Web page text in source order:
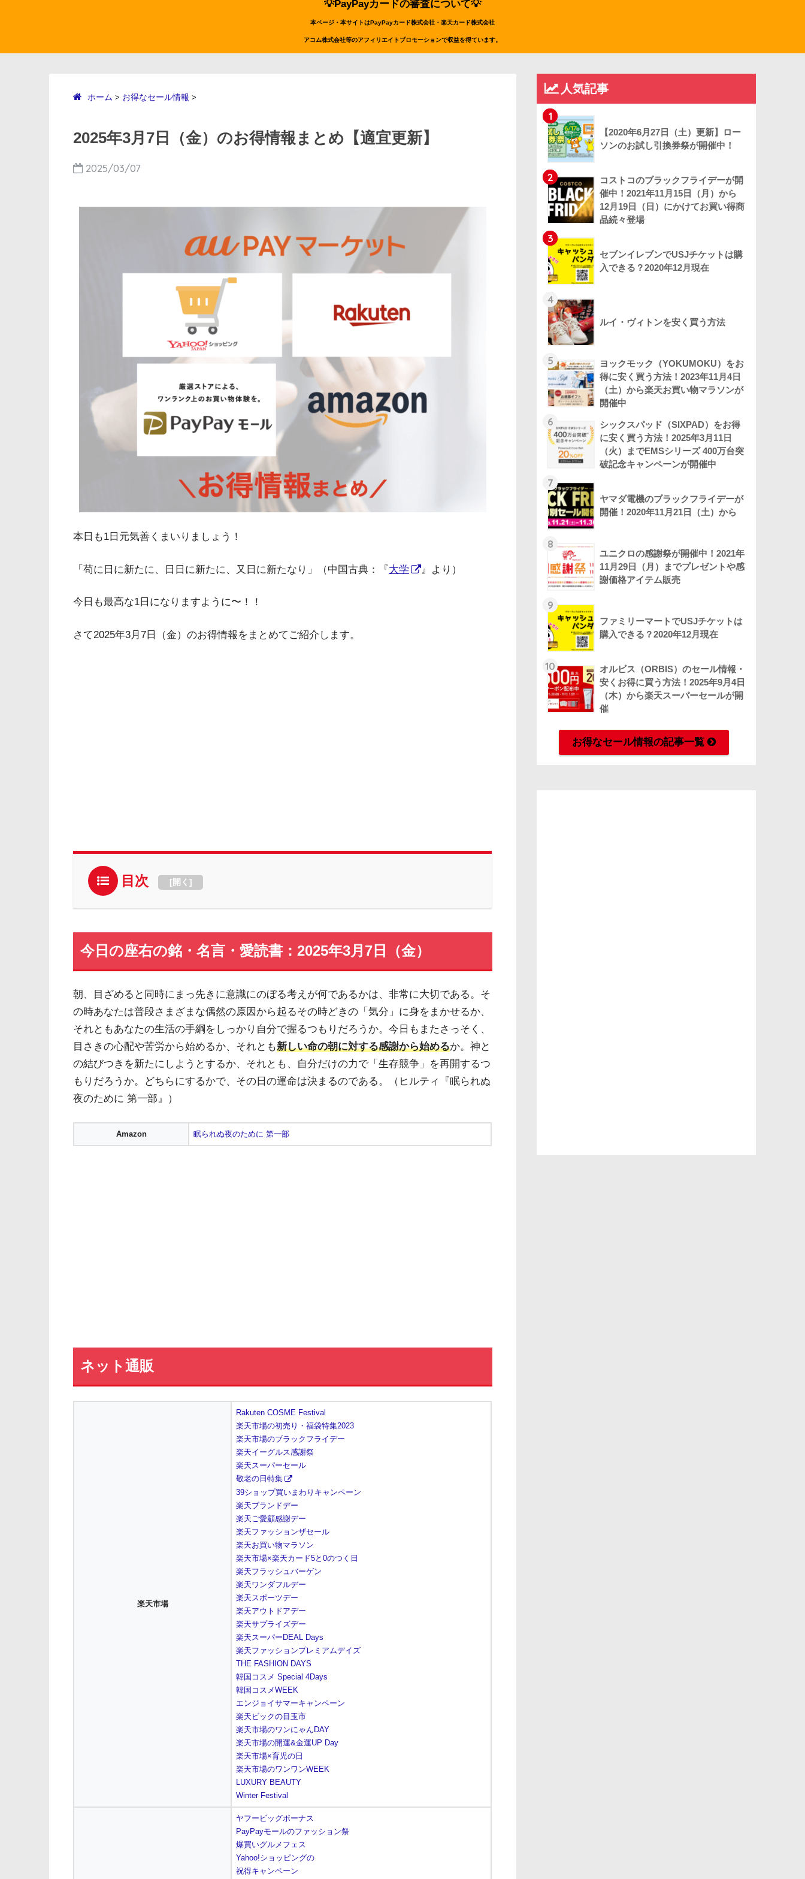
💡PayPayカードの審査について💡
本ページ・本サイトはPayPayカード株式会社・楽天カード株式会社
アコム株式会社等のアフィリエイトプロモーションで収益を得ています。
ホーム > お得なセール情報 >
2025年3月7日（金）のお得情報まとめ【適宜更新】
2025/03/07
本日も1日元気善くまいりましょう！
「苟に日に新たに、日日に新たに、又日に新たなり」（中国古典：『大学 』より）
今日も最高な1日になりますように〜！！
さて2025年3月7日（金）のお得情報をまとめてご紹介します。
目次 [開く ]
今日の座右の銘・名言・愛読書：2025年3月7日（金）
朝、目ざめると同時にまっ先きに意識にのぼる考えが何であるかは、非常に大切である。そ
の時あなたは普段さまざまな偶然の原因から起るその時どきの「気分」に身をまかせるか、
それともあなたの生活の手綱をしっかり自分で握るつもりだろうか。今日もまたさっそく、
目さきの心配や苦労から始めるか、それとも新しい命の朝に対する感謝から始めるか。神と
の結びつきを新たにしようとするか、それとも、自分だけの力で「生存競争」を再開するつ
もりだろうか。どちらにするかで、その日の運命は決まるのである。（ヒルティ『眠られぬ
夜のために 第一部』）
Amazon 眠られぬ夜のために 第一部
ネット通販
楽天市場
Rakuten COSME Festival
楽天市場の初売り・福袋特集2023
楽天市場のブラックフライデー
楽天イーグルス感謝祭
楽天スーパーセール
敬老の日特集
39ショップ買いまわりキャンペーン
楽天ブランドデー
楽天ご愛顧感謝デー
楽天ファッションザセール
楽天お買い物マラソン
楽天市場×楽天カード5と0のつく日
楽天フラッシュバーゲン
楽天ワンダフルデー
楽天スポーツデー
楽天アウトドアデー
楽天サプライズデー
楽天スーパーDEAL Days
楽天ファッションプレミアムデイズ
THE FASHION DAYS
韓国コスメ Special 4Days
韓国コスメWEEK
エンジョイサマーキャンペーン
楽天ビックの目玉市
楽天市場のワンにゃんDAY
楽天市場の開運&金運UP Day
楽天市場×育児の日
楽天市場のワンワンWEEK
LUXURY BEAUTY
Winter Festival
ヤフービッグボーナス
PayPayモールのファッション祭
爆買いグルメフェス
Yahoo!ショッピングの
祝得キャンペーン
人気記事
1
【2020年6月27日（土）更新】ロー
ソンのお試し引換券祭が開催中！
2
コストコのブラックフライデーが開
催中！2021年11月15日（月）から
12月19日（日）にかけてお買い得商
品続々登場
3
セブンイレブンでUSJチケットは購
入できる？2020年12月現在
4
ルイ・ヴィトンを安く買う方法
5
ヨックモック（YOKUMOKU）をお
得に安く買う方法！2023年11月4日
（土）から楽天お買い物マラソンが
開催中
6
シックスパッド（SIXPAD）をお得
に安く買う方法！2025年3月11日
（火）までEMSシリーズ 400万台突
破記念キャンペーンが開催中
7
ヤマダ電機のブラックフライデーが
開催！2020年11月21日（土）から
8
ユニクロの感謝祭が開催中！2021年
11月29日（月）までプレゼントや感
謝価格アイテム販売
9
ファミリーマートでUSJチケットは
購入できる？2020年12月現在
10
オルビス（ORBIS）のセール情報・
安くお得に買う方法！2025年9月4日
（木）から楽天スーパーセールが開
催
お得なセール情報の記事一覧